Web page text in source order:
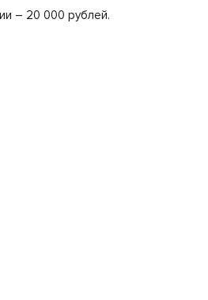
– 20 000 рублей.